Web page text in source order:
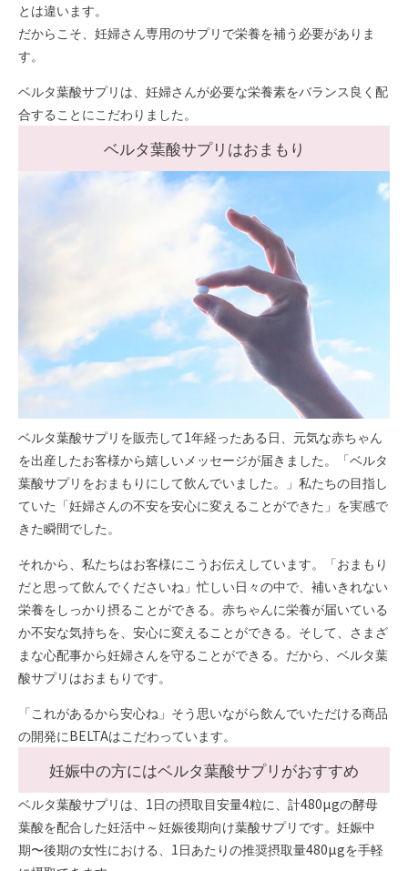
とは違います。
だからこそ、妊婦さん専用のサプリで栄養を補う必要がありま
す。
ベルタ葉酸サプリは、妊婦さんが必要な栄養素をバランス良く配
合することにこだわりました。
ベルタ葉酸サプリはおまもり
ベルタ葉酸サプリを販売して1年経ったある日、元気な赤ちゃん
を出産したお客様から嬉しいメッセージが届きました。「ベルタ
葉酸サプリをおまもりにして飲んでいました。」私たちの目指し
ていた「妊婦さんの不安を安心に変えることができた」を実感で
きた瞬間でした。
それから、私たちはお客様にこうお伝えしています。「おまもり
だと思って飲んでくださいね」忙しい日々の中で、補いきれない
栄養をしっかり摂ることができる。赤ちゃんに栄養が届いている
か不安な気持ちを、安心に変えることができる。そして、さまざ
まな心配事から妊婦さんを守ることができる。だから、ベルタ葉
酸サプリはおまもりです。
「これがあるから安心ね」そう思いながら飲んでいただける商品
の開発にBELTAはこだわっています。
妊娠中の方にはベルタ葉酸サプリがおすすめ
ベルタ葉酸サプリは、1日の摂取目安量4粒に、計480µgの酵母
葉酸を配合した妊活中～妊娠後期向け葉酸サプリです。妊娠中
期〜後期の女性における、1日あたりの推奨摂取量480µgを手軽